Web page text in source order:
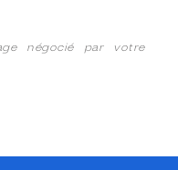
négocié par votre